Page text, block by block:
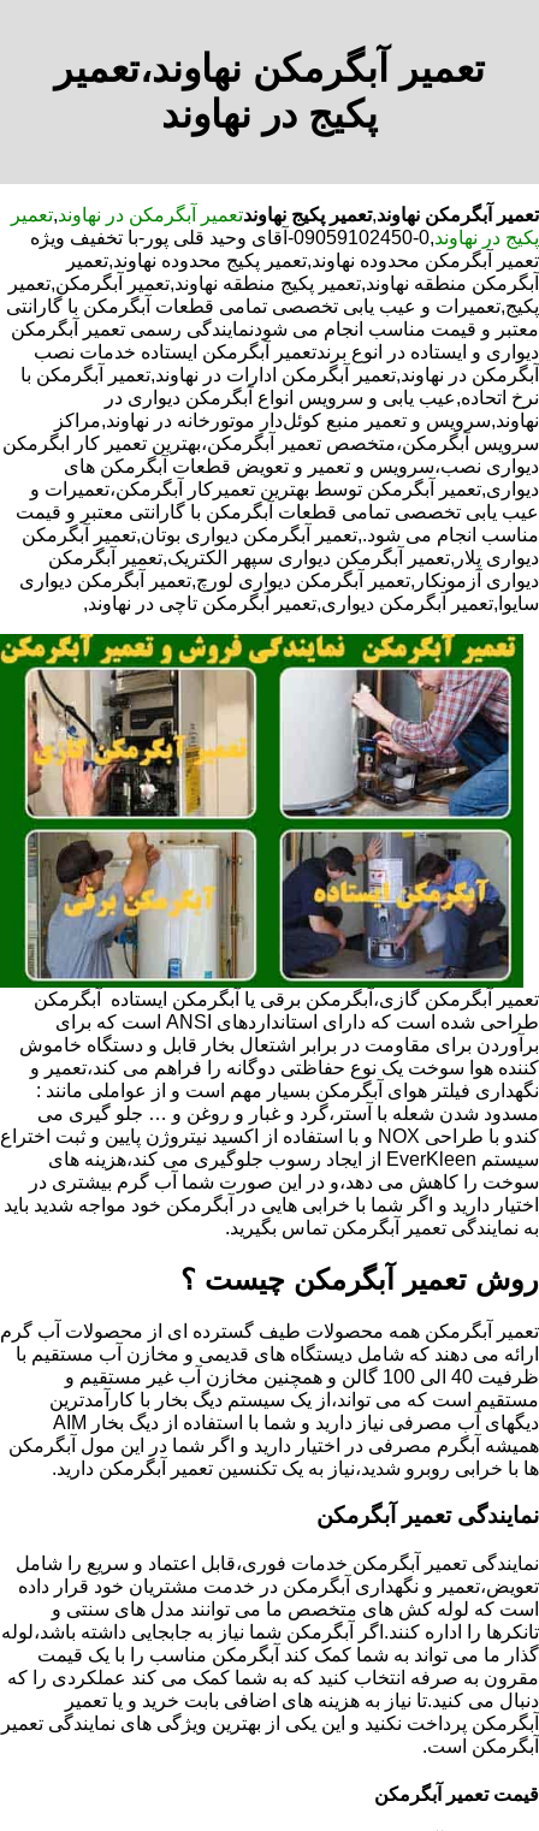
تعمیر آبگرمکن نهاوند،تعمیر
پکیج در نهاوند
تعمیر آبگرمکن نهاوند,تعمیر پکیج نهاوندتعمیر آبگرمکن در نهاوند,تعمیر
پکیج در نهاوند
,0-09059102450-آقای وحید قلی پور-با تخفیف ویژه
تعمیر آبگرمکن محدوده نهاوند,تعمیر پکیج محدوده نهاوند,تعمیر
آبگرمکن منطقه نهاوند,تعمیر پکیج منطقه نهاوند,تعمیر آبگرمکن,تعمیر
پکیج,تعمیرات و عیب یابی تخصصی تمامی قطعات آبگرمکن با گارانتی
معتبر و قیمت مناسب انجام می شودنمایندگی رسمی تعمیر آبگرمکن
دیواری و ایستاده در انوع برندتعمیر آبگرمکن ایستاده خدمات نصب
آبگرمکن در نهاوند,تعمیر آبگرمکن ادارات در نهاوند,تعمیر آبگرمکن با
نرخ اتحاده,عیب یابی و سرویس انواع آبگرمکن دیواری در
نهاوند,سرویس و تعمیر منبع کوئل‌دار موتورخانه در نهاوند,مراکز
سرویس آبگرمکن،متخصص تعمیر آبگرمکن،بهترین تعمیر کار ابگرمکن
دیواری نصب،سرویس و تعمیر و تعویض قطعات آبگرمکن های
دیواری,تعمیر آبگرمکن توسط بهترین تعمیرکار آبگرمکن،تعمیرات و
عیب یابی تخصصی تمامی قطعات آبگرمکن با گارانتی معتبر و قیمت
مناسب انجام می شود.,تعمیر آبگرمکن دیواری بوتان,تعمیر آبگرمکن
دیواری پلار,تعمیر آبگرمکن دیواری سپهر الکتریک,تعمیر آبگرمکن
دیواری آزمونکار,تعمیر آبگرمکن دیواری لورچ,تعمیر آبگرمکن دیواری
سایوا,تعمیر آبگرمکن دیواری,تعمیر آبگرمکن تاچی در نهاوند,
تعمیر آبگرمکن گازی،آبگرمکن برقی یا آبگرمکن ایستاده ​ آبگرمکن
طراحی شده است که دارای استانداردهای ANSI است که برای
برآوردن برای مقاومت در برابر اشتعال بخار قابل و دستگاه خاموش
کننده هوا سوخت یک نوع حفاظتی دوگانه را فراهم می کند،تعمیر و
نگهداری فیلتر هوای آبگرمکن بسیار مهم است و از عواملی مانند :
مسدود شدن شعله با آستر،گرد و غبار و روغن و … جلو گیری می
کندو با طراحی NOX و با استفاده از اکسید نیتروژن پایین و ثبت اختراع
سیستم EverKleen از ایجاد رسوب جلوگیری می کند،هزینه های
سوخت را کاهش می دهد،و در این صورت شما آب گرم بیشتری در
اختیار دارید و اگر شما با خرابی هایی در آبگرمکن خود مواجه شدید باید
به نمایندگی تعمیر آبگرمکن تماس بگیرید.
روش تعمیر آبگرمکن چیست ؟
تعمیر آبگرمکن همه محصولات طیف گسترده ای از محصولات آب گرم
ارائه می دهند که شامل دیستگاه های قدیمی و مخازن آب مستقیم با
ظرفیت 40 الی 100 گالن و همچنین مخازن آب غیر مستقیم و
مستقیم است که می تواند،از یک سیستم دیگ بخار با کارآمدترین
دیگهای آب مصرفی نیاز دارید و شما با استفاده از دیگ بخار AIM
همیشه آبگرم مصرفی در اختیار دارید و اگر شما در این مول آبگرمکن
ها با خرابی روبرو شدید،نیاز به یک تکنسین تعمیر آبگرمکن دارید.
نمایندگی تعمیر آبگرمکن
نمایندگی تعمیر آبگرمکن خدمات فوری،قابل اعتماد و سریع را شامل
تعویض،تعمیر و نگهداری آبگرمکن در خدمت مشتریان خود قرار داده
است که لوله کش های متخصص ما می توانند مدل های سنتی و
تانکرها را اداره کنند.اگر آبگرمکن شما نیاز به جابجایی داشته باشد،لوله
گذار ما می تواند به شما کمک کند آبگرمکن مناسب را با یک قیمت
مقرون به صرفه انتخاب کنید که به شما کمک می کند عملکردی را که
دنبال می کنید.تا نیاز به هزینه های اضافی بابت خرید و یا تعمیر
آبگرمکن پرداخت نکنید و این یکی از بهترین ویژگی های نمایندگی تعمیر
آبگرمکن است.
قیمت تعمیر آبگرمکن